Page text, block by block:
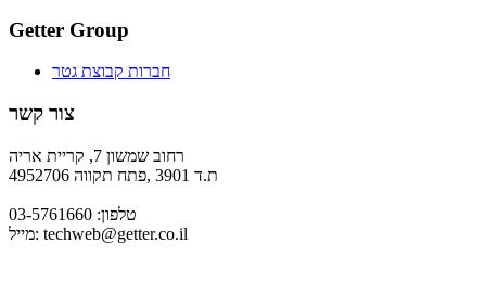
Getter Group
חברות קבוצת גטר
צור קשר
רחוב שמשון 7, קריית אריה
ת.ד 3901 ,פתח תקווה 4952706
טלפון: 03-5761660
מייל: techweb@getter.co.il